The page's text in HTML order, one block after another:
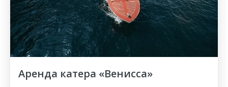
Аренда катера «Венисса»